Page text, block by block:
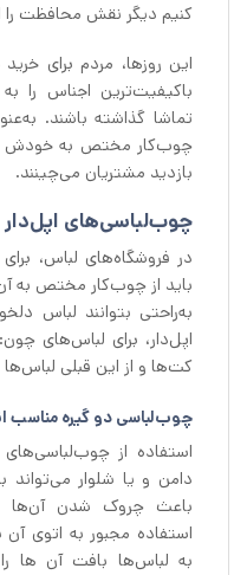
کنیم دیگر نقش محافظت
این روزها، مردم برای
باکیفیت‌ترین اجناس را
تماشا گذاشته باشند.
چوب‌کار مختص به خودش را
بازدید مشتریان می‌چینند.
چوب‌لباسی‌های اپل‌دار
در فروشگاه‌های لباس،
باید از چوب‌کار مختص به
به‌راحتی بتوانند لباس
اپل‌دار، برای لباس‌های
کت‌ها و از این قبلی
چوب‌لباسی دو گیره مناسب
استفاده از
دامن و یا شلوار می‌تواند
باعث چروک شدن آن‌ها
استفاده مجبور به اتوی
به لباس‌ها بافت آن ها